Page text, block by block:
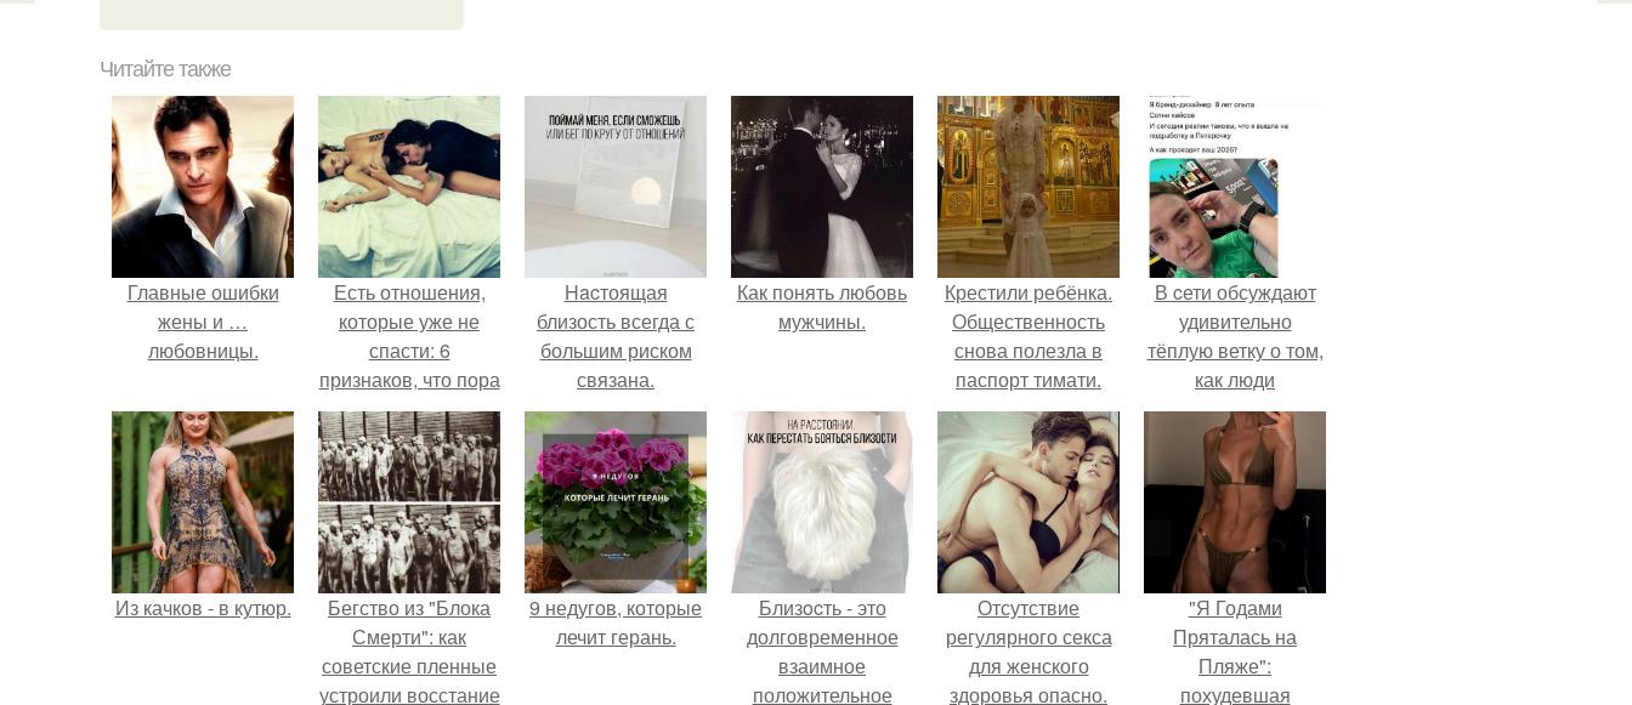
Читайте также
Главные ошибки
жены и …
любовницы.
Есть отношения,
которые уже не
спасти: 6
признаков, что пора
перестать
бороться.
Hacтоящая
близость всегда с
большим риском
связана.
Как понять любовь
мужчины.
Крестили ребёнка.
Общественность
снова полезла в
паспорт тимати.
В cети обсуждают
удивительно
тёплую ветку о том,
как люди
адаптируются к
новым реалиям.
Из качков - в кутюр.
Бегство из "Блока
Смерти": как
советские пленные
устроили восстание
9 недугов, которые
лечит герань.
Близocть - это
долговременное
взаимное
положительное
Отсутствие
регулярного секса
для женского
здоровья опасно.
"Я Годами
Пряталась на
Пляже":
похудевшая